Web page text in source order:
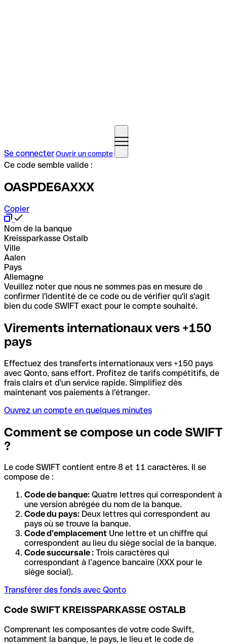
Se connecterOuvrir un compte
Ce code semble valide :
OASPDE6AXXX
Copier
Nom de la banque
Kreissparkasse Ostalb
Ville
Aalen
Pays
Allemagne
Veuillez noter que nous ne sommes pas en mesure de
confirmer l'identité de ce code ou de vérifier qu'il s'agit
bien du code SWIFT exact pour le compte souhaité.
Virements internationaux vers +150
pays
Effectuez des transferts internationaux vers +150 pays
avec Qonto, sans effort. Profitez de tarifs compétitifs, de
frais clairs et d'un service rapide. Simplifiez dès
maintenant vos paiements à l'étranger.
Ouvrez un compte en quelques minutes
Comment se compose un code SWIFT
?
Le code SWIFT contient entre 8 et 11 caractères. Il se
compose de :
Code de banque: Quatre lettres qui correspondent à
une version abrégée du nom de la banque.
Code du pays: Deux lettres qui correspondent au
pays où se trouve la banque.
Code d’emplacement Une lettre et un chiffre qui
correspondent au lieu du siège social de la banque.
Code succursale : Trois caractères qui
correspondant à l’agence bancaire (XXX pour le
siège social).
Transférer des fonds avec Qonto
Code SWIFT KREISSPARKASSE OSTALB
Comprenant les composantes de votre code Swift,
notamment la banque, le pays, le lieu et le code de